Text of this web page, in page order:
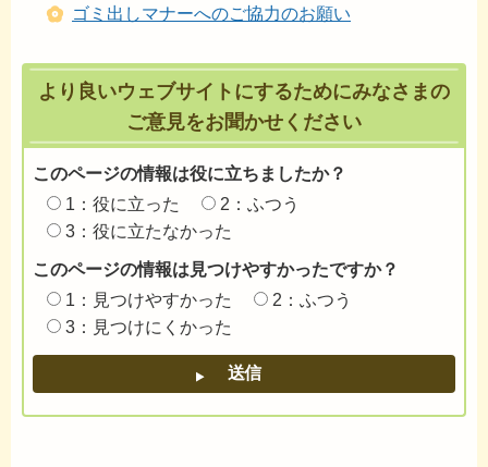
ゴミ出しマナーへのご協力のお願い
より良いウェブサイトにするためにみなさまの
ご意見をお聞かせください
このページの情報は役に立ちましたか？
1：役に立った
2：ふつう
3：役に立たなかった
このページの情報は見つけやすかったですか？
1：見つけやすかった
2：ふつう
3：見つけにくかった